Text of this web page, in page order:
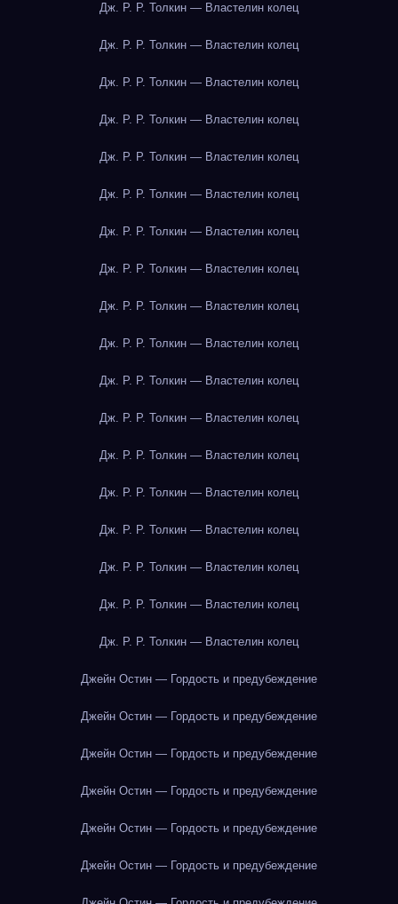
Дж. Р. Р. Толкин — Властелин колец
Дж. Р. Р. Толкин — Властелин колец
Дж. Р. Р. Толкин — Властелин колец
Дж. Р. Р. Толкин — Властелин колец
Дж. Р. Р. Толкин — Властелин колец
Дж. Р. Р. Толкин — Властелин колец
Дж. Р. Р. Толкин — Властелин колец
Дж. Р. Р. Толкин — Властелин колец
Дж. Р. Р. Толкин — Властелин колец
Дж. Р. Р. Толкин — Властелин колец
Дж. Р. Р. Толкин — Властелин колец
Дж. Р. Р. Толкин — Властелин колец
Дж. Р. Р. Толкин — Властелин колец
Дж. Р. Р. Толкин — Властелин колец
Дж. Р. Р. Толкин — Властелин колец
Дж. Р. Р. Толкин — Властелин колец
Дж. Р. Р. Толкин — Властелин колец
Дж. Р. Р. Толкин — Властелин колец
Джейн Остин — Гордость и предубеждение
Джейн Остин — Гордость и предубеждение
Джейн Остин — Гордость и предубеждение
Джейн Остин — Гордость и предубеждение
Джейн Остин — Гордость и предубеждение
Джейн Остин — Гордость и предубеждение